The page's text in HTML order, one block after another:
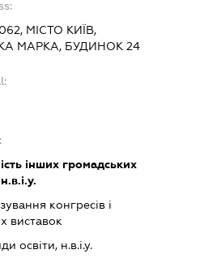
МІСТО КИЇВ,
МАРКА, БУДИНОК 24
інших громадських
конгресів і
виставок
освіти, н.в.і.у.